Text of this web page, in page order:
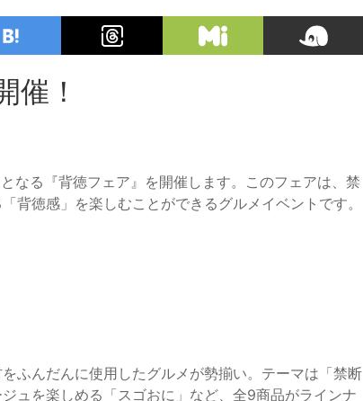
催！
なる『背徳フェア』を開催します。このフェアは、禁
背徳感」を楽しむことができるグルメイベントです。
ふんだんに使用したグルメが勢揃い。テーマは「禁断
ュを楽しめる「スゴおに」など、全9商品がラインナ